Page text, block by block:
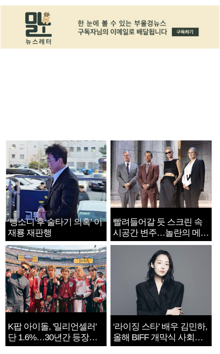
‘뺑소니 후 술타기 의혹’ 이
재룡 재판행
빨려들어갈 듯 스크린 속
시공간 변주…놀란의 메시
지는 ‘전쟁 속죄’
K팝 아이돌, '밀리언셀러'
단 1.6%…30년간 등장
1182개팀 전수조사
‘라이징 스타’ 배우 김민하,
올해 BIFF 개막식 사회자
확정